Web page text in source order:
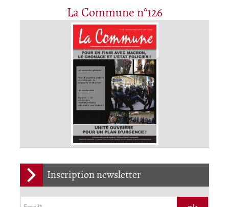
La Commune n°126
Inscription newsletter